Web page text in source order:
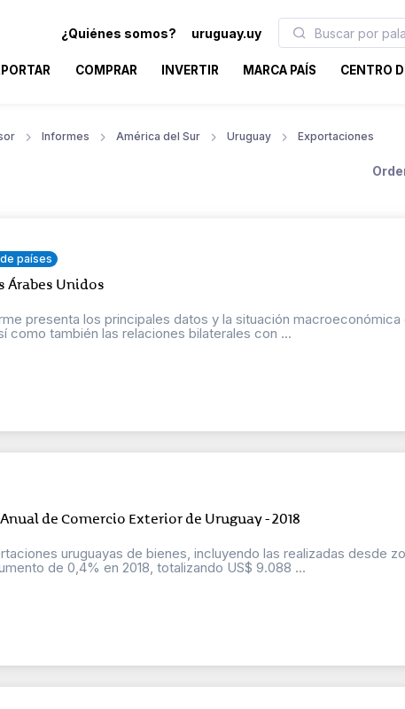
¿Quiénes somos? uruguay.uy
COMPRAR INVERTIR MARCA PAÍS CENTRO
Informes América del Sur Uruguay Exportaciones
países
Árabes Unidos
presenta los principales datos y la situación macroeconómica
como también las relaciones bilaterales con ...
de Comercio Exterior de Uruguay - 2018
uruguayas de bienes, incluyendo las realizadas desde
de 0,4% en 2018, totalizando US$ 9.088 ...